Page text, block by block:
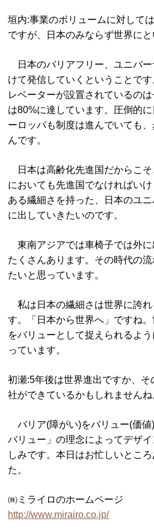
垣内:事業のボリュームに対して
ですが、日本のみならず世界にと
日本のバリアフリー、ユニバー
けて発信していくということで
レベーターが設置されているの
は80%に達しています。圧倒的
ーロッパも制度は進んでいても
んです。
日本は高齢化先進国だからこ
においても先進国でなければい
ある繊細さを持った、日本のユ
に出していきたいのです。
東南アジアでは車椅子では外
たくさんあります。その時代の
たいと思っています。
私は日本の繊細さは世界に誇れ
す。「日本から世界へ」ですね
をバリューとして捉えられるよ
っています。
初瀬:5年後は世界進出ですか、
社ができているかもしれませんね
バリア(障がい)をバリュー(価値
バリュー」の理念によってデザ
しみです。本日はお忙しいとこ
た。
㈱ミライロのホームページ
http://www.mirairo.co.jp/